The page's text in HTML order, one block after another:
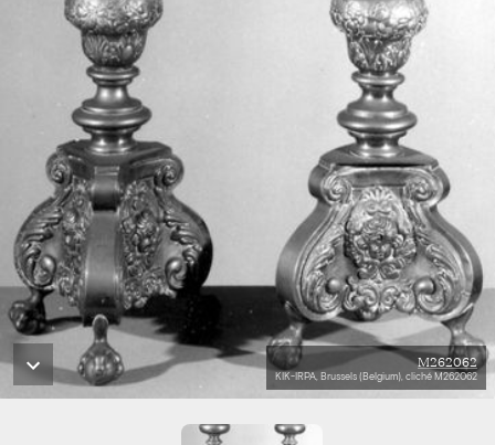
M262062
KIK-IRPA, Brussels (Belgium), cliché M262062